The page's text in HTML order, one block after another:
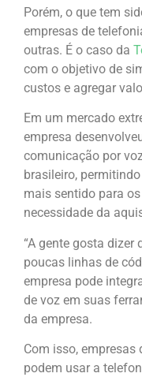
Porém, o que tem
empresas de
outras. É o caso da
com o objetivo de
custos e agregar
Em um mercado
empresa
comunicação por
brasileiro,
mais sentido para
necessidade da
“A gente gosta dizer
poucas linhas de
empresa pode
de voz em suas
da empresa.
Com isso,
podem usar a